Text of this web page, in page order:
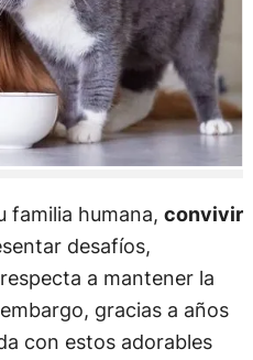
familia humana, convivir
desafíos,
a mantener la
gracias a años
con estos adorables